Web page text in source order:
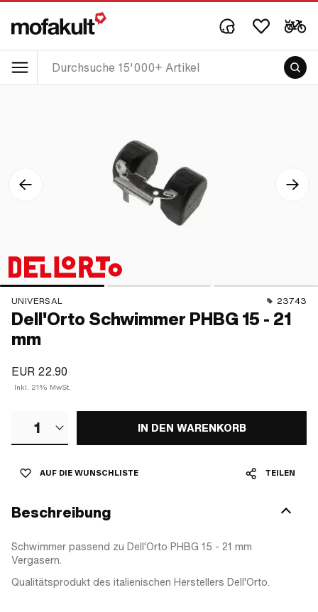
UNIVERSAL 23743
Dell'Orto Schwimmer PHBG 15 - 21
mm
EUR 22.90
Inkl. 21% MwSt.
1 IN DEN WARENKORB
AUF DIE WUNSCHLISTE TEILEN
Beschreibung
Schwimmer passend zu Dell'Orto PHBG 15 - 21 mm
Vergasern.
Qualitätsprodukt des italienischen Herstellers Dell'Orto.